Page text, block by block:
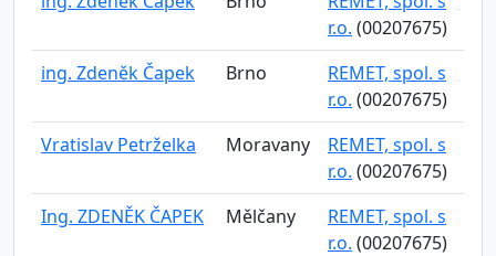
r.o. (00207675)
ing. Zdeněk Čapek
Brno
REMET, spol. s
r.o. (00207675)
Vratislav Petrželka
Moravany
REMET, spol. s
r.o. (00207675)
Ing. ZDENĚK ČAPEK
Mělčany
REMET, spol. s
r.o. (00207675)